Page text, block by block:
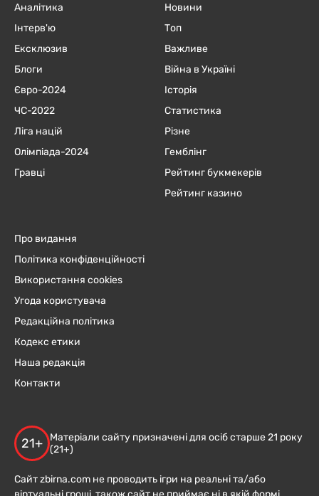
Аналітика
Інтерв'ю
Ексклюзив
Блоги
Євро-2024
ЧC-2022
Ліга націй
Олімпіада-2024
Гравці
Новини
Топ
Важливе
Війна в Україні
Історія
Статистика
Різне
Гемблінг
Рейтинг букмекерів
Рейтинг казино
Про видання
Політика конфіденційності
Використання cookies
Угода користувача
Редакційна політика
Кодекс етики
Наша редакція
Контакти
21+
Матеріали сайту призначені для осіб старше 21 року
(21+)
Сайт zbirna.com не проводить ігри на реальні та/або